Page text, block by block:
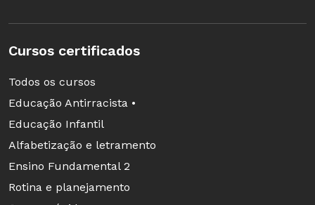
Cursos certificados
Todos os cursos
Educação Antirracista •
Educação Infantil
Alfabetização e letramento
Ensino Fundamental 2
Rotina e planejamento